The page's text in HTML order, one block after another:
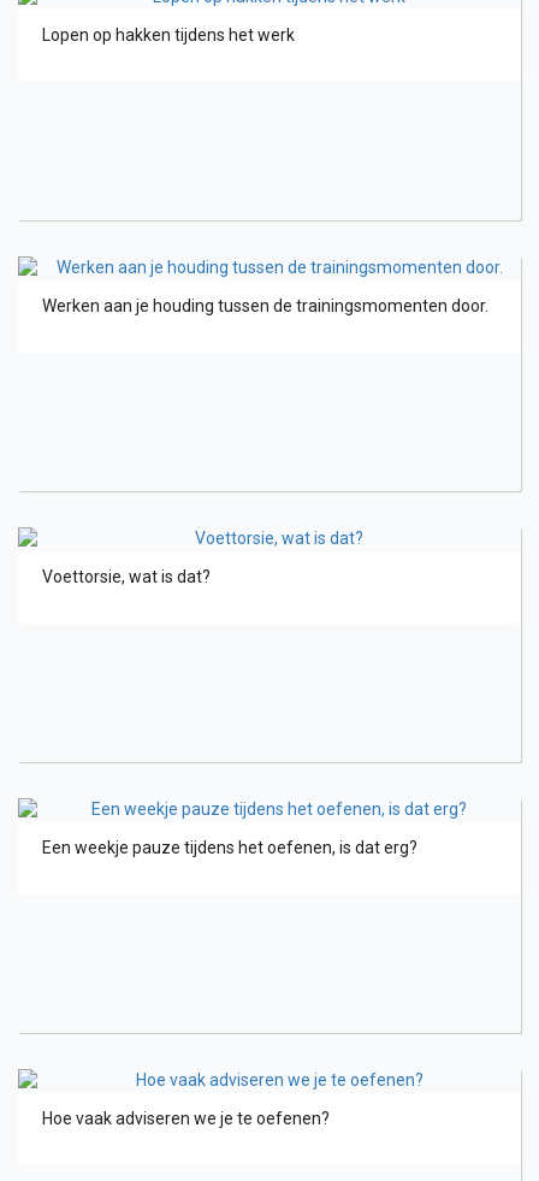
Lopen op hakken tijdens het werk
Werken aan je houding tussen de trainingsmomenten door.
Voettorsie, wat is dat?
Een weekje pauze tijdens het oefenen, is dat erg?
Hoe vaak adviseren we je te oefenen?